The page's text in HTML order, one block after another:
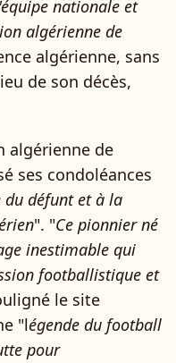
nationale et
algérienne de
algérienne, sans
de son décès,
algérienne de
ses condoléances
défunt et à la
". "Ce pionnier né
inestimable qui
footballistique et
le site
"légende du football
pour